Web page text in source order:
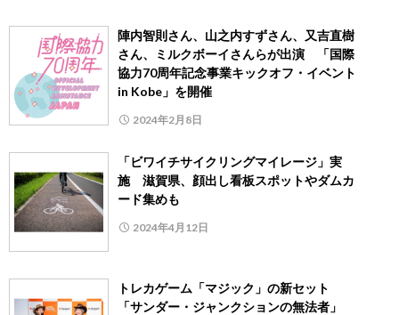
陣内智則さん、山之内すずさん、又吉直樹
さん、ミルクボーイさんらが出演 「国際
協力70周年記念事業キックオフ・イベント
in Kobe」を開催
2024年2月8日
「ビワイチサイクリングマイレージ」実
施 滋賀県、顔出し看板スポットやダムカ
ード集めも
2024年4月12日
トレカゲーム「マジック」の新セット
「サンダー・ジャンクションの無法者」